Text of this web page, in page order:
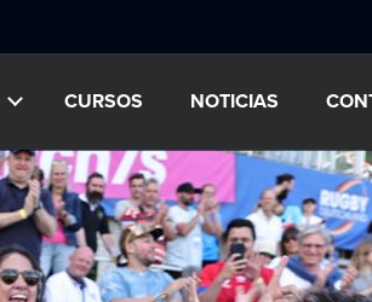
CURSOS NOTICIAS